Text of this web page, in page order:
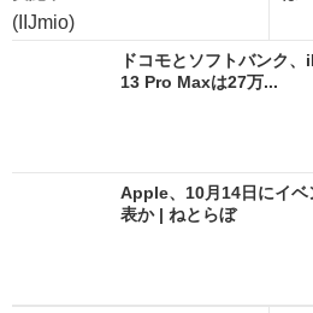
(IIJmio)
ドコモとソフトバンク
13 Pro Maxは27万...
Apple、10月14日にイ
表か | ねとらぼ